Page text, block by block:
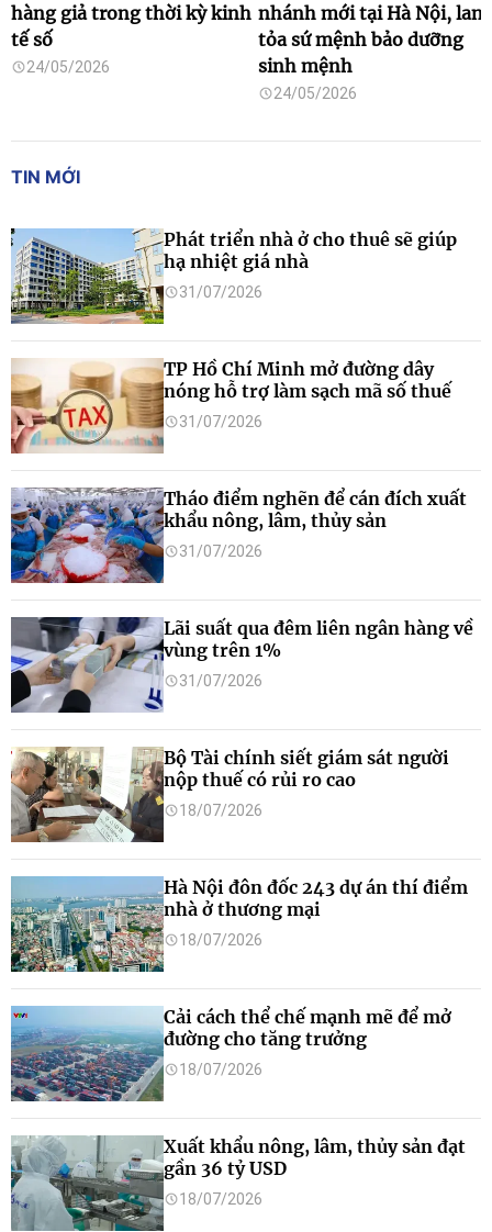
hàng giả trong thời kỳ kinh
tế số
24/05/2026
nhánh mới tại Hà Nội, lan
tỏa sứ mệnh bảo dưỡng
sinh mệnh
24/05/2026
TIN MỚI
Phát triển nhà ở cho thuê sẽ giúp
hạ nhiệt giá nhà
31/07/2026
TP Hồ Chí Minh mở đường dây
nóng hỗ trợ làm sạch mã số thuế
31/07/2026
Tháo điểm nghẽn để cán đích xuất
khẩu nông, lâm, thủy sản
31/07/2026
Lãi suất qua đêm liên ngân hàng về
vùng trên 1%
31/07/2026
Bộ Tài chính siết giám sát người
nộp thuế có rủi ro cao
18/07/2026
Hà Nội đôn đốc 243 dự án thí điểm
nhà ở thương mại
18/07/2026
Cải cách thể chế mạnh mẽ để mở
đường cho tăng trưởng
18/07/2026
Xuất khẩu nông, lâm, thủy sản đạt
gần 36 tỷ USD
18/07/2026